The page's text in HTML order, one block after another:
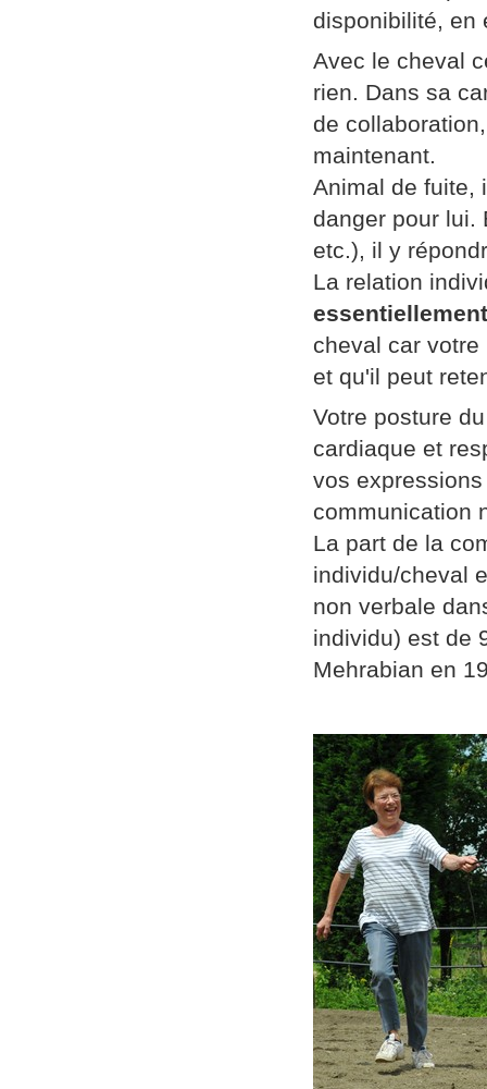
disponibilité, en
Avec le cheval
rien. Dans sa
de
maintenant.
Animal de fuite,
danger pour lui.
etc.), il y
La relation
cheval car
et qu'il peut
Votre posture
cardiaque et
vos
communication
La part de la
individu/cheval
non verbale
individu) est de
Mehrabian en